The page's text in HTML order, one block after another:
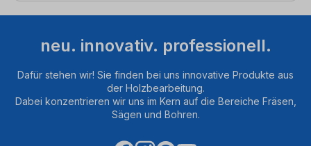
neu. innovativ. professionell.
Dafür stehen wir! Sie finden bei uns innovative Produkte aus
der Holzbearbeitung.
Dabei konzentrieren wir uns im Kern auf die Bereiche Fräsen,
Sägen und Bohren.